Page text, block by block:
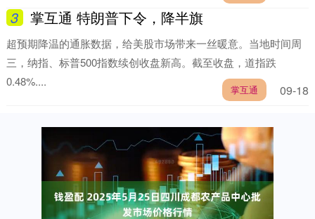
3 掌互通 特朗普下令，降半旗
09-18
超预期降温的通胀数据，给美股市场带来一丝暖意。当地时间周
三，纳指、标普500指数续创收盘新高。截至收盘，道指跌
0.48%....
掌互通